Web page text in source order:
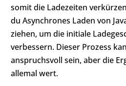
somit die Ladezeiten
du Asynchrones Laden von
ziehen, um die initiale
verbessern. Dieser Prozess
anspruchsvoll sein, aber die
allemal wert.